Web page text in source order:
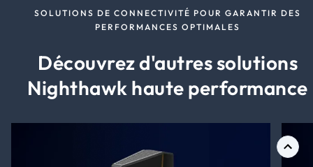
SOLUTIONS DE CONNECTIVITÉ POUR GARANTIR DES
PERFORMANCES OPTIMALES
Découvrez d'autres solutions
Nighthawk haute performance